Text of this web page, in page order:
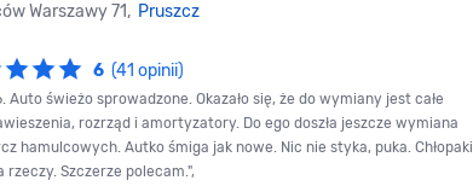
Warszawy 71, Pruszcz
6 (41 opinii)
Auto świeżo sprowadzone. Okazało się, że do wymiany jest całe
rozrząd i amortyzatory. Do ego doszła jeszcze wymiana
hamulcowych. Autko śmiga jak nowe. Nic nie styka, puka. Chłopaki
rzeczy. Szczerze polecam.",